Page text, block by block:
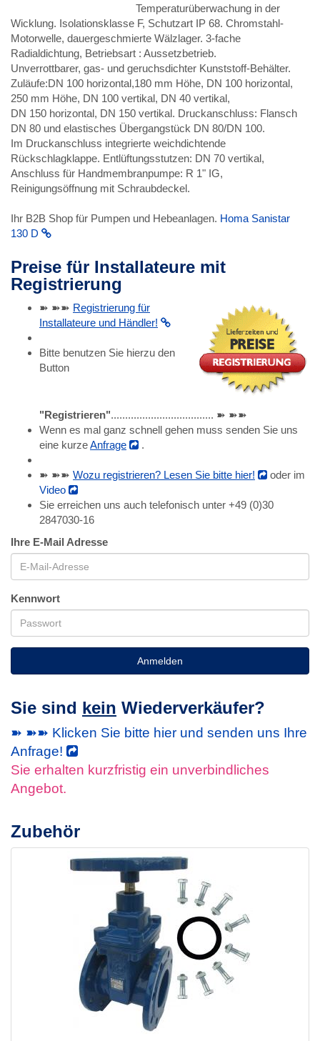
Temperaturüberwachung in der
Wicklung. Isolationsklasse F, Schutzart IP 68. Chromstahl-
Motorwelle, dauergeschmierte Wälzlager. 3-fache
Radialdichtung, Betriebsart : Aussetzbetrieb.
Unverrottbarer, gas- und geruchsdichter Kunststoff-Behälter.
Zuläufe:DN 100 horizontal,180 mm Höhe, DN 100 horizontal,
250 mm Höhe, DN 100 vertikal, DN 40 vertikal,
DN 150 horizontal, DN 150 vertikal. Druckanschluss: Flansch
DN 80 und elastisches Übergangstück DN 80/DN 100.
Im Druckanschluss integrierte weichdichtende
Rückschlagklappe. Entlüftungsstutzen: DN 70 vertikal,
Anschluss für Handmembranpumpe: R 1" IG,
Reinigungsöffnung mit Schraubdeckel.
Ihr B2B Shop für Pumpen und Hebeanlagen. Homa Sanistar
130 D
Preise für Installateure mit
Registrierung
➽ ➽➽ Registrierung für
Installateure und Händler!
Bitte benutzen Sie hierzu den
Button
"Registrieren".................................... ➽ ➽➽
Wenn es mal ganz schnell gehen muss senden Sie uns
eine kurzeAnfrage .
➽ ➽➽ Wozu registrieren? Lesen Sie bitte hier!
oder im
Video
Sie erreichen uns auch telefonisch unter +49 (0)30
2847030-16
Ihre E-Mail Adresse
Kennwort
Anmelden
Sie sind kein Wiederverkäufer?
➽ ➽➽ Klicken Sie bitte hier und senden uns Ihre
Anfrage!
Sie erhalten kurzfristig ein unverbindliches
Angebot.
Zubehör